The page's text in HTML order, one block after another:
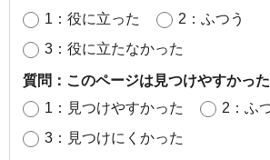
1：役に立った
2：ふつう
3：役に立たなかった
質問：このページは見つけやすかっ
1：見つけやすかった
2：ふ
3：見つけにくかった